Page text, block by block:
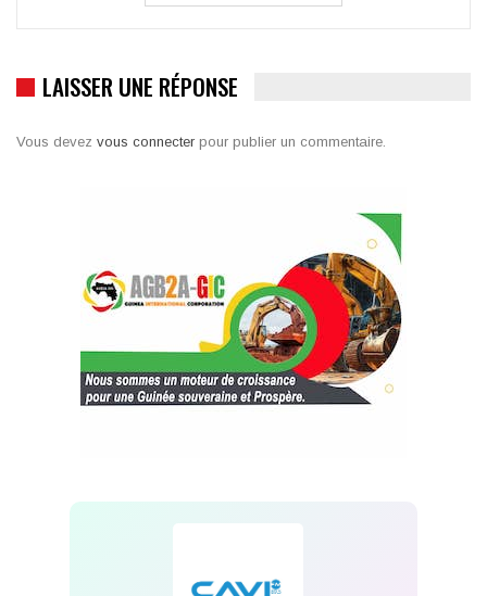
LAISSER UNE RÉPONSE
Vous devez vous connecter pour publier un commentaire.